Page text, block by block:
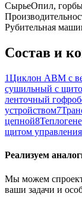
СырьеОпил,
Рубительная
Состав и
1Циклон АВМ с
сушильный с
ленточный
устройством7
цепной8
щитом управления
Реализуем
Мы можем
ваши задачи и